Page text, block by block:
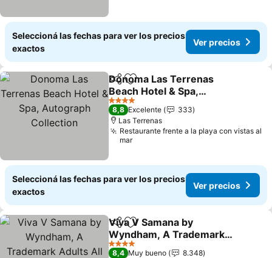
Seleccioná las fechas para ver los precios
exactos
Ver precios
CompartirAñadir a favoritos
Donoma Las Terrenas
Beach Hotel & Spa,
Autograph Collection
4 Estrellas
8,8 Excelente
333
Las Terrenas
Restaurante frente a la playa con vistas al
mar
Seleccioná las fechas para ver los precios
exactos
Ver precios
CompartirAñadir a favoritos
Viva V Samana by
Wyndham, A Trademark
Adults All Inclusive
4 Estrellas
8,4 Muy bueno
8.348